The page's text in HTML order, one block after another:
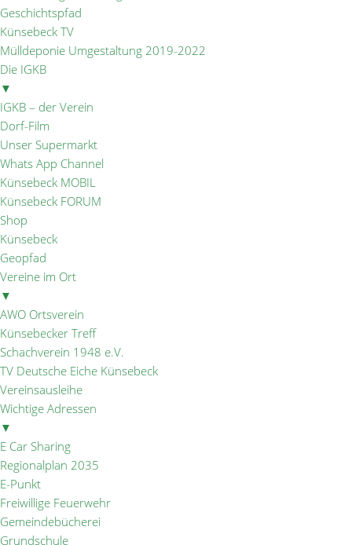
Geschichtspfad
Künsebeck TV
Mülldeponie Umgestaltung 2019-2022
Die IGKB
▼
IGKB – der Verein
Dorf-Film
Unser Supermarkt
Whats App Channel
Künsebeck MOBIL
Künsebeck FORUM
Shop
Künsebeck
Geopfad
Vereine im Ort
▼
AWO Ortsverein
Künsebecker Treff
Schachverein 1948 e.V.
TV Deutsche Eiche Künsebeck
Vereinsausleihe
Wichtige Adressen
▼
E Car Sharing
Regionalplan 2035
E-Punkt
Freiwillige Feuerwehr
Gemeindebücherei
Grundschule